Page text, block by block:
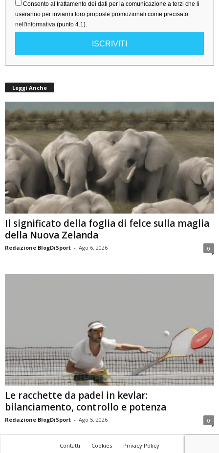
Consento al trattamento dei dati per la comunicazione a terzi che li
useranno per inviarmi loro proposte promozionali come precisato
nell'informativa (punto 4.1).
ISCRIVITI
Leggi Anche
Il significato della foglia di felce sulla maglia
della Nuova Zelanda
Redazione BlogDiSport - Ago 6, 2026 0
Le racchette da padel in kevlar:
bilanciamento, controllo e potenza
Redazione BlogDiSport - Ago 5, 2026 0
Contatti Cookies Privacy Policy